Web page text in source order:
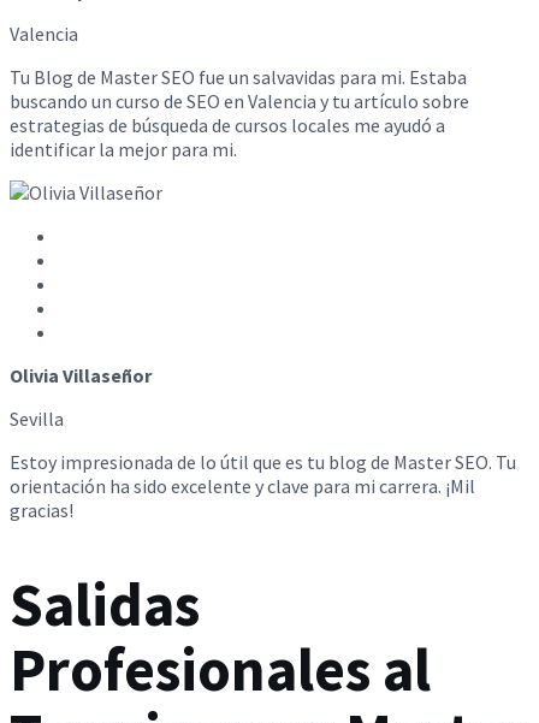
Valencia
Tu Blog de Master SEO fue un salvavidas para mi. Estaba
buscando un curso de SEO en Valencia y tu artículo sobre
estrategias de búsqueda de cursos locales me ayudó a
identificar la mejor para mi.
Olivia Villaseñor
Sevilla
Estoy impresionada de lo útil que es tu blog de Master SEO. Tu
orientación ha sido excelente y clave para mi carrera. ¡Mil
gracias!
Salidas
Profesionales al